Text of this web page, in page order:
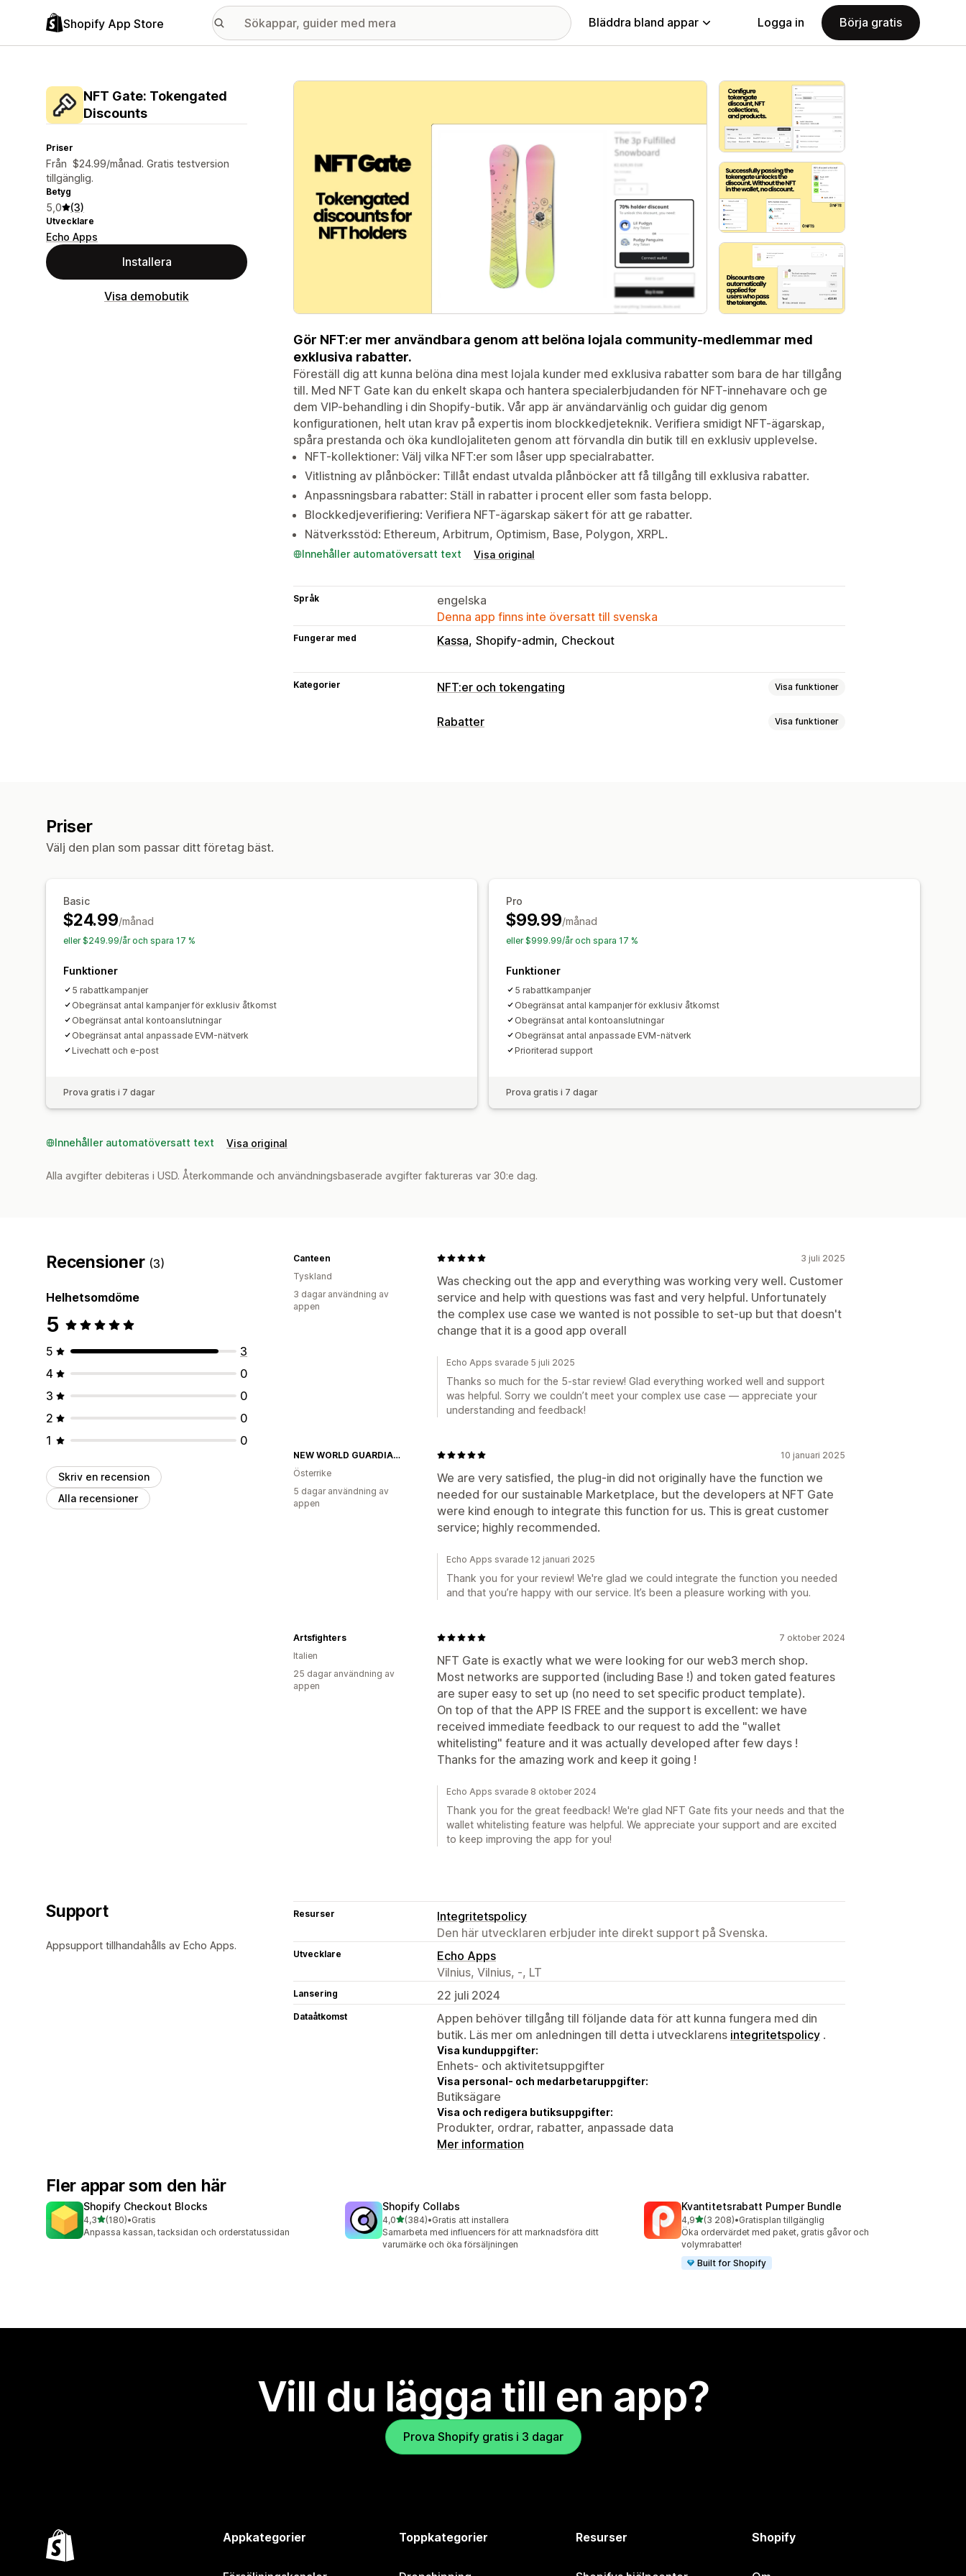
Shopify App Store Bläddra bland appar Logga in Börja gratis
NFT Gate: Tokengated
Discounts
Priser
Från $24.99/månad. Gratis testversion
tillgänglig.
Betyg
5,0 (3)
Utvecklare
Echo Apps
Installera
Visa demobutik
Galleri med utvalda bilder
Gör NFT:er mer användbara genom att belöna lojala community-medlemmar med
exklusiva rabatter.
Föreställ dig att kunna belöna dina mest lojala kunder med exklusiva rabatter som bara de har tillgång
till. Med NFT Gate kan du enkelt skapa och hantera specialerbjudanden för NFT-innehavare och ge
dem VIP-behandling i din Shopify-butik. Vår app är användarvänlig och guidar dig genom
konfigurationen, helt utan krav på expertis inom blockkedjeteknik. Verifiera smidigt NFT-ägarskap,
spåra prestanda och öka kundlojaliteten genom att förvandla din butik till en exklusiv upplevelse.
NFT-kollektioner: Välj vilka NFT:er som låser upp specialrabatter.
Vitlistning av plånböcker: Tillåt endast utvalda plånböcker att få tillgång till exklusiva rabatter.
Anpassningsbara rabatter: Ställ in rabatter i procent eller som fasta belopp.
Blockkedjeverifiering: Verifiera NFT-ägarskap säkert för att ge rabatter.
Nätverksstöd: Ethereum, Arbitrum, Optimism, Base, Polygon, XRPL.
Innehåller automatöversatt text Visa original
Språk
engelska
Denna app finns inte översatt till svenska
Fungerar med Kassa Shopify-admin Checkout
Kategorier NFT:er och tokengating Visa funktioner
NFT-konfigurering
Rabatter Visa funktioner
Priser
Välj den plan som passar ditt företag bäst.
Basic
$24.99/månad
eller $249.99/år och spara 17 %
Funktioner
5 rabattkampanjer
Obegränsat antal kampanjer för exklusiv åtkomst
Obegränsat antal kontoanslutningar
Obegränsat antal anpassade EVM-nätverk
Livechatt och e-post
Prova gratis i 7 dagar
Pro
$99.99/månad
eller $999.99/år och spara 17 %
Funktioner
5 rabattkampanjer
Obegränsat antal kampanjer för exklusiv åtkomst
Obegränsat antal kontoanslutningar
Obegränsat antal anpassade EVM-nätverk
Prioriterad support
Prova gratis i 7 dagar
Innehåller automatöversatt text Visa original
Alla avgifter debiteras i USD. Återkommande och användningsbaserade avgifter faktureras var 30:e dag.
Recensioner (3)
Helhetsomdöme
5
5
3
4
0
3
0
2
0
1
0
Skriv en recension
Alla recensioner
3 juli 2025
Was checking out the app and everything was working very well. Customer
service and help with questions was fast and very helpful. Unfortunately
the complex use case we wanted is not possible to set-up but that doesn't
change that it is a good app overall
Canteen
Tyskland
3 dagar användning av
appen
Echo Apps svarade 5 juli 2025
Thanks so much for the 5-star review! Glad everything worked well and support
was helpful. Sorry we couldn’t meet your complex use case — appreciate your
understanding and feedback!
10 januari 2025
We are very satisfied, the plug-in did not originally have the function we
needed for our sustainable Marketplace, but the developers at NFT Gate
were kind enough to integrate this function for us. This is great customer
service; highly recommended.
NEW WORLD GUARDIANS STORE
Österrike
5 dagar användning av
appen
Echo Apps svarade 12 januari 2025
Thank you for your review! We're glad we could integrate the function you needed
and that you’re happy with our service. It’s been a pleasure working with you.
7 oktober 2024
NFT Gate is exactly what we were looking for our web3 merch shop.
Most networks are supported (including Base !) and token gated features
are super easy to set up (no need to set specific product template).
On top of that the APP IS FREE and the support is excellent: we have
received immediate feedback to our request to add the "wallet
whitelisting" feature and it was actually developed after few days !
Thanks for the amazing work and keep it going !
Artsfighters
Italien
25 dagar användning av
appen
Echo Apps svarade 8 oktober 2024
Thank you for the great feedback! We're glad NFT Gate fits your needs and that the
wallet whitelisting feature was helpful. We appreciate your support and are excited
to keep improving the app for you!
Support
Appsupport tillhandahålls av Echo Apps.
Resurser
Integritetspolicy
Den här utvecklaren erbjuder inte direkt support på Svenska.
Utvecklare
Echo Apps
Vilnius, Vilnius, -, LT
Lansering 22 juli 2024
Dataåtkomst
Appen behöver tillgång till följande data för att kunna fungera med din
butik. Läs mer om anledningen till detta i utvecklarens integritetspolicy .
Visa kunduppgifter:
Enhets- och aktivitetsuppgifter
Visa personal- och medarbetaruppgifter:
Butiksägare
Visa och redigera butiksuppgifter:
Produkter, ordrar, rabatter, anpassade data
Mer information
Fler appar som den här
Shopify Checkout Blocks
4,3av 5 stjärnor
(180)
180 recensioner totalt
•Gratis
Anpassa kassan, tacksidan och orderstatussidan
Shopify Collabs
4,0av 5 stjärnor
(384)
384 recensioner totalt
•Gratis att installera
Samarbeta med influencers för att marknadsföra ditt
varumärke och öka försäljningen
Kvantitetsrabatt Pumper Bundle
4,9av 5 stjärnor
(3 208)
3208 recensioner totalt
•Gratisplan tillgänglig
Öka ordervärdet med paket, gratis gåvor och
volymrabatter!
Built for Shopify
Vill du lägga till en app?
Prova Shopify gratis i 3 dagar
Appkategorier Toppkategorier Resurser Shopify